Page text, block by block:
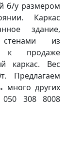
б/у размером
Каркас
здание,
из
к продаже
каркас. Вес
Предлагаем
много других
050 308 8008